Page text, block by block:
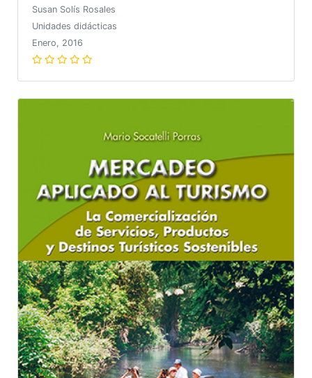
Susan Solís Rosales
Unidades didácticas
Enero, 2016